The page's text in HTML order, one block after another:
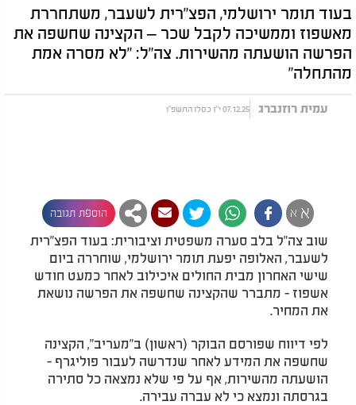
בעוד תומר ירושלמי, הפצ"רית לשעבר, משתחררת
מאשפוז וממשיכה לקבל שכר – הקצינה שחשפה את
הפרשה הושעתה מהשירות. צה"ל: "לא מסרה אמת
מהתחלה"
עמית רוזנברג 07.12.25 י"ז כסלו התשפ"ו
א א הוספת תגובה
שוב צה"ל בלב סערה משפטית וציבורית: בעוד הפצ"רית
לשעבר, האלופה יפעת תומר ירושלמי, שוחררה ביום
שישי האחרון מבית החולים איכילוב לאחר כמעט חודש
אשפוז - מתברר שהקצינה שחשפה את הפרשה נושאת
את המחיר.
לפי דיווח שפורסם הבוקר (ראשון) ב"מעריב", הקצינה
שחשפה את המידע לאחר שנדרשה לעבור פוליגרף -
הושעתה מהשירות, אף על פי שלא נמצאה כל סתירה
בגרסתה ונמצא כי לא עברה עבירה.